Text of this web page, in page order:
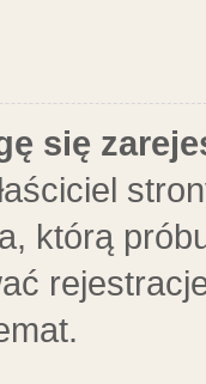
się
którą